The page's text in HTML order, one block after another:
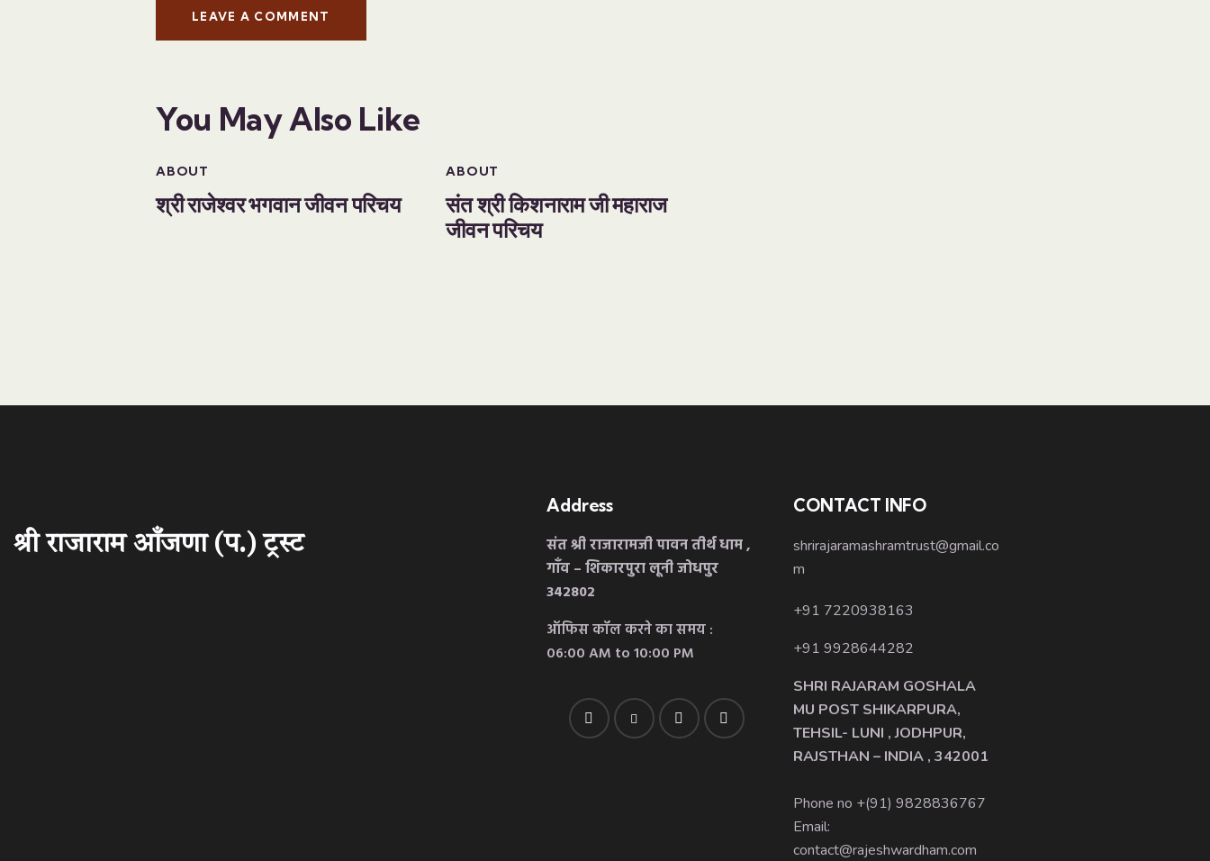
You May Also Like
ABOUT
श्री राजेश्वर भगवान जीवन परिचय
ABOUT
संत श्री किशनाराम जी महाराज
जीवन परिचय
श्री राजाराम आँजणा (प.) ट्रस्ट
Address
संत श्री राजारामजी पावन तीर्थ धाम ,
गाँव – शिकारपुरा लूनी जोधपुर
342802
ऑफिस कॉल करने का समय :
06:00 AM to 10:00 PM
CONTACT INFO
shrirajaramashramtrust@gmail.co
m
+91 7220938163
+91 9928644282
SHRI RAJARAM GOSHALA
MU POST SHIKARPURA,
TEHSIL- LUNI , JODHPUR,
RAJSTHAN – INDIA , 342001
Phone no +(91)9828836767
Email:
contact@rajeshwardham.com